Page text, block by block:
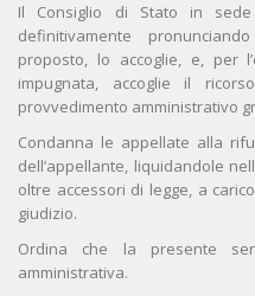
Il Consiglio di Stato in sede
definitivamente
proposto, lo accoglie, e, per
impugnata, accoglie il
provvedimento amministrativo
Condanna le appellate alla
dell’appellante, liquidandole
oltre accessori di legge, a
giudizio.
Ordina che la presente
amministrativa.